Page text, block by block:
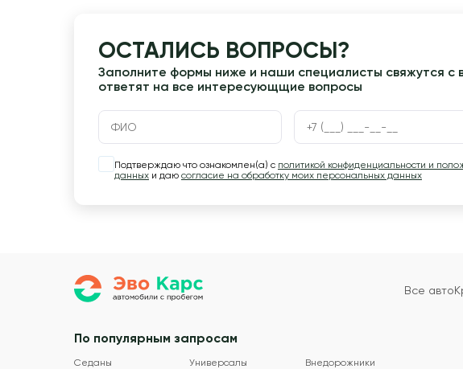
ОСТАЛИСЬ ВОПРОСЫ?
Заполните формы ниже и наши специалисты свяжутся с
ответят на все интересующщие вопросы
Подтверждаю что ознакомлен(а) с политикой конфиденциальности и
данных и даю согласие на обработку моих персональных данных
Все авто
По популярным запросам
Седаны Универсалы Внедорожники